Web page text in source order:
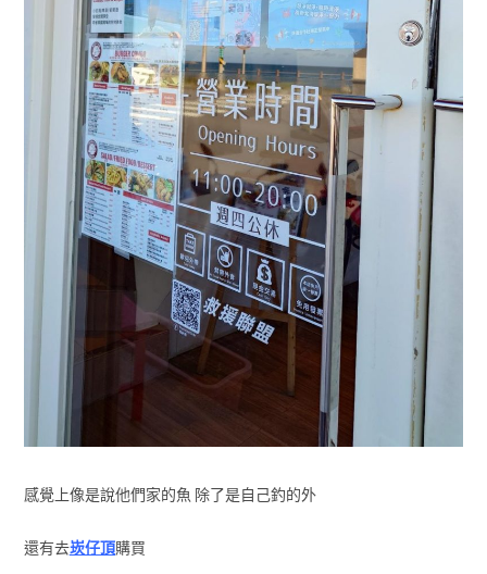
感覺上像是說他們家的魚 除了是自己釣的外
還有去崁仔頂購買